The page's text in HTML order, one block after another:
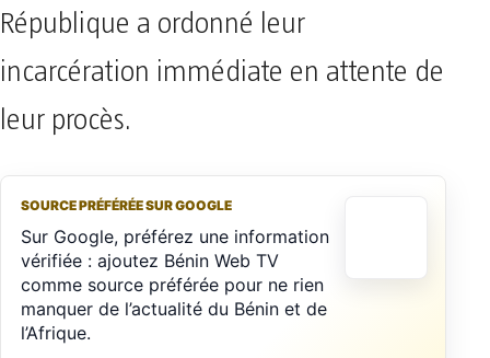
République a ordonné leur
incarcération immédiate en attente de
leur procès.
SOURCE PRÉFÉRÉE SUR GOOGLE
Sur Google, préférez une information
vérifiée : ajoutez Bénin Web TV
comme source préférée pour ne rien
manquer de l’actualité du Bénin et de
l’Afrique.